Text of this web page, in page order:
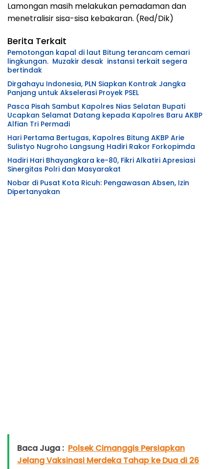
Lamongan masih melakukan pemadaman dan
menetralisir sisa-sisa kebakaran. (Red/Dik)
Berita Terkait
Pemotongan kapal di laut Bitung terancam cemari
lingkungan. Muzakir desak instansi terkait segera
bertindak
Dirgahayu Indonesia, PLN Siapkan Kontrak Jangka
Panjang untuk Akselerasi Proyek PSEL
Pasca Pisah Sambut Kapolres Nias Selatan Bupati
Ucapkan Selamat Datang kepada Kapolres Baru AKBP
Alfian Tri Permadi
Hari Pertama Bertugas, Kapolres Bitung AKBP Arie
Sulistyo Nugroho Langsung Hadiri Rakor Forkopimda
Hadiri Hari Bhayangkara ke-80, Fikri Alkatiri Apresiasi
Sinergitas Polri dan Masyarakat
Nobar di Pusat Kota Ricuh: Pengawasan Absen, Izin
Dipertanyakan
Baca Juga : Polsek Cimanggis Persiapkan
Jelang Vaksinasi Merdeka Tahap ke Dua di 26